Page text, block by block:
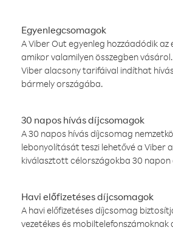
Egyenlegcsomagok
A Viber Out egyenleg hozzáadódik az
amikor valamilyen összegben
Viber alacsony tarifáival indíthat
bármely országába.
30 napos hívás díjcsomagok
A 30 napos hívás díjcsomag
lebonyolítását teszi lehetővé a Viber
kiválasztott célországokba 30 napon
Havi előfizetéses díjcsomagok
A havi előfizetéses díjcsomag
vezetékes és mobiltelefonszámoknak